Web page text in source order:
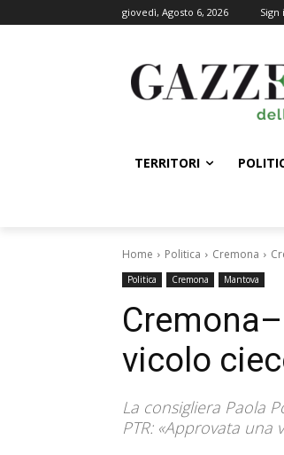
giovedì, Agosto 6, 2026 Sign
TERRITORI
Home Politica Cremona
Politica Cremona Mantova
vicolo
La consigliera Paola
PTR: «Approvata una